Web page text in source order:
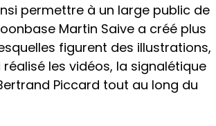
permettre à un large public de
Martin Saive a créé plus
figurent des illustrations,
les vidéos, la signalétique
Piccard tout au long du